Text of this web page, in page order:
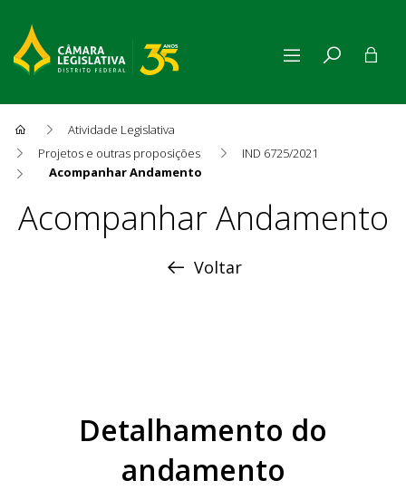
Atividade Legislativa
Projetos e outras proposições
IND 6725/2021
Acompanhar Andamento
Acompanhar Andamento
Acompanhar Andamento
Voltar
Detalhamento do
andamento